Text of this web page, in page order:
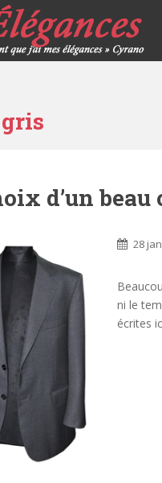
d’un beau
28
ni le
écrites